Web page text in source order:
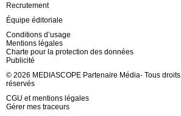
Recrutement
Équipe éditoriale
Conditions d’usage
Mentions légales
Charte pour la protection des données
Publicité
© 2026 MEDIASCOPE Partenaire Média- Tous droits
réservés
CGU et mentions légales
Gérer mes traceurs